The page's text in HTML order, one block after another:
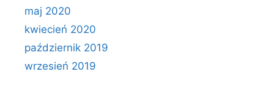
maj 2020
kwiecień 2020
październik 2019
wrzesień 2019